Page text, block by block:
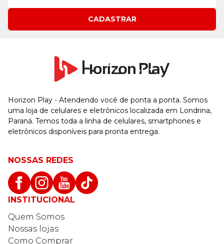
CADASTRAR
Horizon Play - Atendendo você de ponta a ponta. Somos
uma loja de celulares e eletrônicos localizada em Londrina,
Paraná. Temos toda a linha de celulares, smartphones e
eletrônicos disponíveis para pronta entrega.
NOSSAS REDES
INSTITUCIONAL
Quem Somos
Nossas lojas
Como Comprar